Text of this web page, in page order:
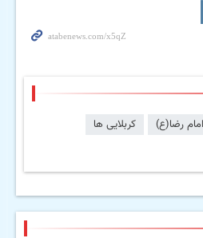
رضا(ع)
کربلایی ها